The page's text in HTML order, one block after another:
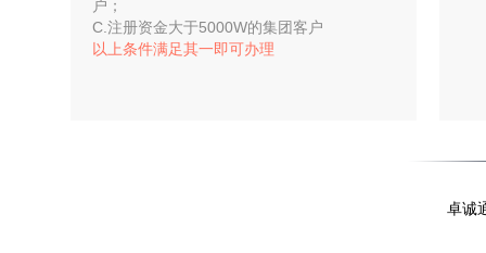
户；
C.注册资金大于5000W的集团客户
以上条件满足其一即可办理
卓诚